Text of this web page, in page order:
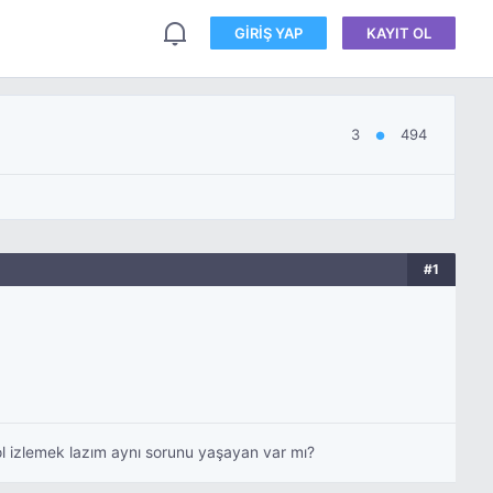
GIRIŞ YAP KAYIT OL
3 ● 494
#1
lazım aynı sorunu yaşayan var mı?